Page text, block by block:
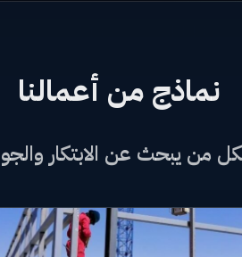
نماذج من أعمالنا